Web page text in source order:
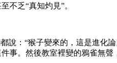
不乏“真知灼見”。
說：“猴子變來的，這是進化
事。然後教室裡變的鴉雀無聲